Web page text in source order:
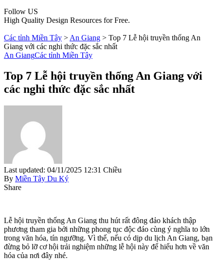
Follow US
High Quality Design Resources for Free.
Các tỉnh Miền Tây > An Giang > Top 7 Lễ hội truyền thống An
Giang với các nghi thức đặc sắc nhất
An GiangCác tỉnh Miền Tây
Top 7 Lễ hội truyền thống An Giang với
các nghi thức đặc sắc nhất
Last updated: 04/11/2025 12:31 Chiều
By Miền Tây Du Ký
Share
Lễ hội truyền thống An Giang thu hút rất đông đảo khách thập
phương tham gia bởi những phong tục độc đáo cùng ý nghĩa to lớn
trong văn hóa, tín ngưỡng. Vì thế, nếu có dịp du lịch An Giang, bạn
đừng bỏ lỡ cơ hội trải nghiệm những lễ hội này để hiểu hơn về văn
hóa của nơi đây nhé.